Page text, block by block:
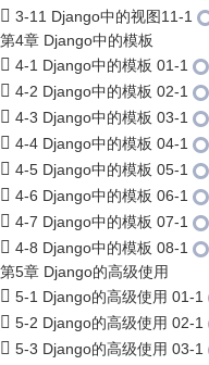
3-11 Django中的视图11-1
第4章 Django中的模板
4-1 Django中的模板 01-1
4-2 Django中的模板 02-1
4-3 Django中的模板 03-1
4-4 Django中的模板 04-1
4-5 Django中的模板 05-1
4-6 Django中的模板 06-1
4-7 Django中的模板 07-1
4-8 Django中的模板 08-1
第5章 Django的高级使用
5-1 Django的高级使用 01-1
5-2 Django的高级使用 02-1
5-3 Django的高级使用 03-1